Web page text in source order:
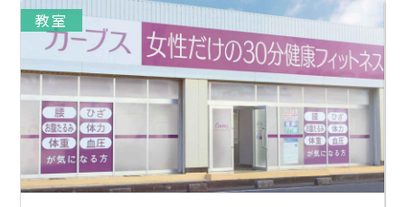
教室